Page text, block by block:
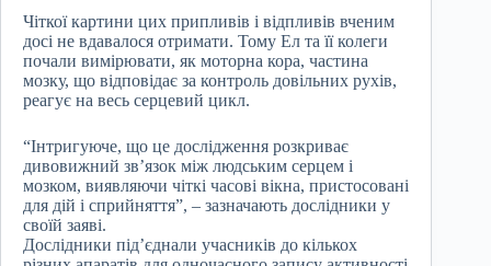
Чіткої картини цих припливів і відпливів вченим
досі не вдавалося отримати. Тому Ел та її колеги
почали вимірювати, як моторна кора, частина
мозку, що відповідає за контроль довільних рухів,
реагує на весь серцевий цикл.
“Інтригуюче, що це дослідження розкриває
дивовижний зв’язок між людським серцем і
мозком, виявляючи чіткі часові вікна, пристосовані
для дій і сприйняття”, – зазначають дослідники у
своїй заяві.
Дослідники під’єднали учасників до кількох